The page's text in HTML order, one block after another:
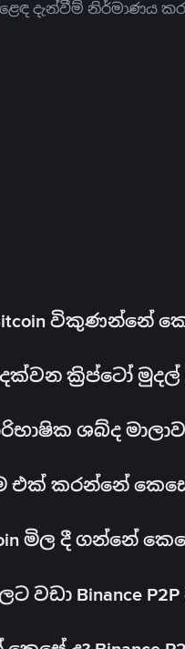
දැන්වීම් නිර්මාණය
විකුණන්නේ
ක්‍රිප්ටෝ
ශබ්ද මාලාව
එක් කරන්නේ
මිල දී ගන්නේ
වඩා Binance